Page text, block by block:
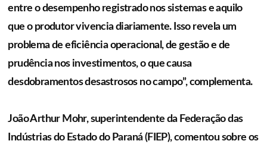
entre o desempenho registrado nos sistemas e aquilo
que o produtor vivencia diariamente. Isso revela um
problema de eficiência operacional, de gestão e de
prudência nos investimentos, o que causa
desdobramentos desastrosos no campo”, complementa.
João Arthur Mohr, superintendente da Federação das
Indústrias do Estado do Paraná (FIEP), comentou sobre os